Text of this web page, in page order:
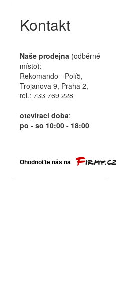
Kontakt
Naše prodejna (odběrné
místo):
Rekomando - Polí5,
Trojanova 9, Praha 2,
tel.: 733 769 228
otevírací doba:
po - so 10:00 - 18:00